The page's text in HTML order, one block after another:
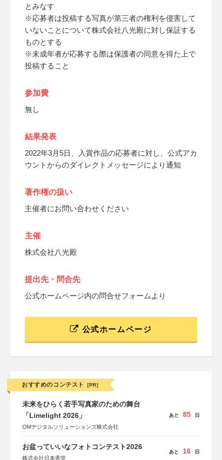
とみなす
※応募者は投稿する写真が第三者の権利を侵害して
いないことについて株式会社八光殿に対し保証する
ものとする
※未成年者が応募する際は保護者の同意を得た上で
投稿すること
参加費
無し
結果発表
2022年3月5日、入賞作品の応募者に対し、公式アカ
ウントからのダイレクトメッセージにより通知
著作権の扱い
主催者にお問い合わせください
主催
株式会社八光殿
提出先・問合先
公式ホームページ内の問合せフォームより
公式ホームページ
おすすめのコンテスト [PR]
未来をひらく若手写真家のための舞台
「Limelight 2026」
OMデジタルソリューションズ株式会社
あと 85 日
お盆っていいなフォトコンテスト2026
株式会社日本香堂
あと 16 日